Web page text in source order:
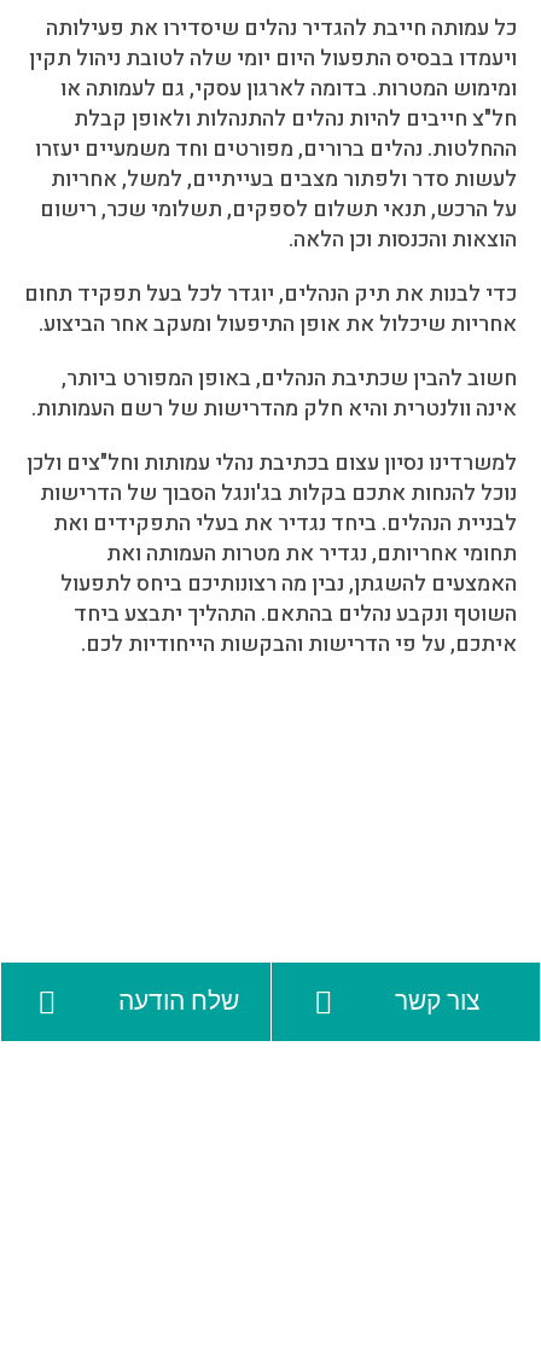
כל עמותה חייבת להגדיר נהלים שיסדירו את פעילותה
ויעמדו בבסיס התפעול היום יומי שלה לטובת ניהול תקין
ומימוש המטרות. בדומה לארגון עסקי, גם לעמותה או
חל"צ חייבים להיות נהלים להתנהלות ולאופן קבלת
ההחלטות. נהלים ברורים, מפורטים וחד משמעיים יעזרו
לעשות סדר ולפתור מצבים בעייתיים, למשל, אחריות
על הרכש, תנאי תשלום לספקים, תשלומי שכר, רישום
הוצאות והכנסות וכן הלאה.
כדי לבנות את תיק הנהלים, יוגדר לכל בעל תפקיד תחום
אחריות שיכלול את אופן התיפעול ומעקב אחר הביצוע.
חשוב להבין שכתיבת הנהלים, באופן המפורט ביותר,
אינה וולנטרית והיא חלק מהדרישות של רשם העמותות.
למשרדינו נסיון עצום בכתיבת נהלי עמותות וחל"צים ולכן
נוכל להנחות אתכם בקלות בג'ונגל הסבוך של הדרישות
לבניית הנהלים. ביחד נגדיר את בעלי התפקידים ואת
תחומי אחריותם, נגדיר את מטרות העמותה ואת
האמצעים להשגתן, נבין מה רצונותיכם ביחס לתפעול
השוטף ונקבע נהלים בהתאם. התהליך יתבצע ביחד
איתכם, על פי הדרישות והבקשות הייחודיות לכם.
צור קשר שלח הודעה